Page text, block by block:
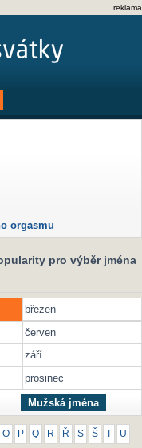
reklama
orgasmu
pro výběr jména
březen
červen
září
prosinec
Mužská jména
O P Q R Ř S Š U